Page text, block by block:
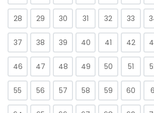
28 29 30 31 32 33
37 38 39 40 41 42
46 47 48 49 50 51
55 56 57 58 59 60